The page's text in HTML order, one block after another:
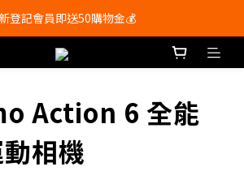
尊享購物滿$250即享免運費🚚
尊享購物滿$250即享免運費🚚
Action 6 全能
相機